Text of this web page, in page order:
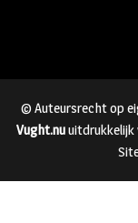
© Auteursrecht op
Vught.nuuitdrukkelijk